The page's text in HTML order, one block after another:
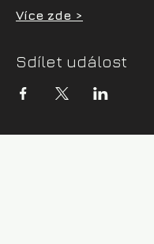
Více zde >
Sdílet událost